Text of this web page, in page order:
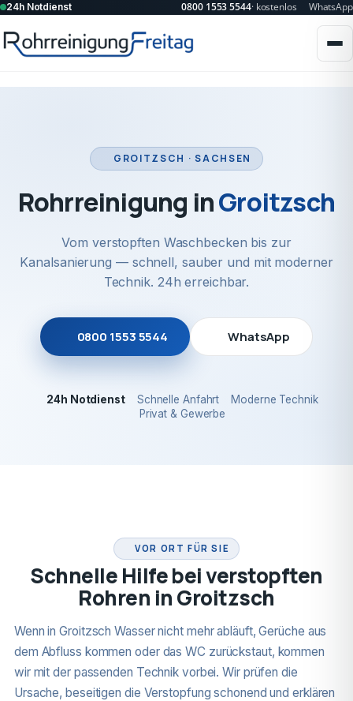
24h Notdienst 0800 1553 5544· kostenlos WhatsApp
GROITZSCH · SACHSEN
Rohrreinigung inGroitzsch
Vom verstopften Waschbecken bis zur
Kanalsanierung — schnell, sauber und mit moderner
Technik. 24h erreichbar.
0800 1553 5544 WhatsApp
24h Notdienst Schnelle Anfahrt
Moderne Technik
Privat & Gewerbe
VOR ORT FÜR SIE
Schnelle Hilfe bei verstopften
Rohren in Groitzsch
Wenn in Groitzsch Wasser nicht mehr abläuft, Gerüche aus
dem Abfluss kommen oder das WC zurückstaut, kommen
wir mit der passenden Technik vorbei. Wir prüfen die
Ursache, beseitigen die Verstopfung schonend und erklären